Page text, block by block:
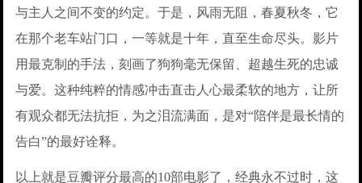
与主人之间不变的约定。于是，风雨无阻，春夏秋冬，它
在那个老车站门口，一等就是十年，直至生命尽头。影片
用最克制的手法，刻画了狗狗毫无保留、超越生死的忠诚
与爱。这种纯粹的情感冲击直击人心最柔软的地方，让所
有观众都无法抗拒，为之泪流满面，是对“陪伴是最长情的
告白”的最好诠释。
以上就是豆瓣评分最高的10部电影了，经典永不过时，这